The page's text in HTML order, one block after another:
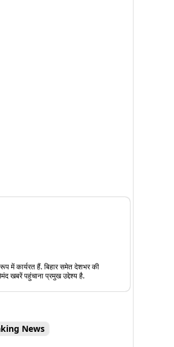
में कार्यरत हैं. बिहार समेत देशभर की
खबरें पहुंचाना प्रमुख उद्देश्य है.
News